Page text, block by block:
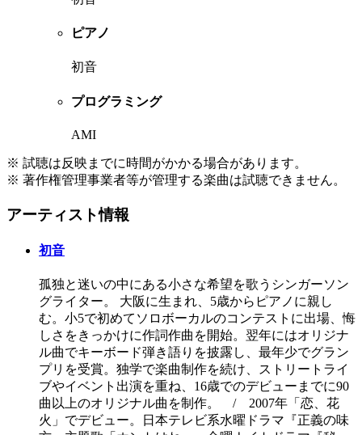
ピアノ
初音
プログラミング
AMI
※ 試聴は反映までに時間がかかる場合があります。
※ 著作権管理事業者等が管理する楽曲は試聴できません。
アーティスト情報
初音
孤独と迷いの中にある小さな希望を歌うシンガーソン
グライター。 大阪に生まれ、5歳からピアノに親し
む。小5で初めてソロボーカルのコンテストに出場、悔
しさをきっかけに作詞作曲を開始。翌年にはオリジナ
ル曲でキーボード弾き語りを披露し、最年少でグラン
プリを受賞。独学で楽曲制作を続け、ストリートライ
ブやイベント出演を重ね、16歳でのデビューまでに90
曲以上のオリジナル曲を制作。 / 2007年「恋、花
火」でデビュー。日本テレビ系水曜ドラマ『正義の味